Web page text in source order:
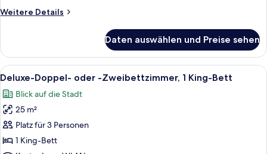
Weitere Details
Weitere
Apartment,
2 Schlafzimmer
Daten auswählen und Preise sehen
Alle
Fotos
für
Deluxe-
Doppel-
oder
Ein Hotelzimmer mit zwei Betten,
8
Deluxe-Doppel- oder -Zweibettzimmer, 1 King-Bett
Blick auf die Stadt
25 m²
Platz für 3 Personen
1 King-Bett